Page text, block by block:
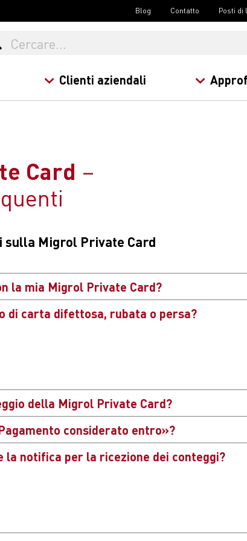
Blog Contatto Posti di
Clienti aziendali
Card
Migrol Private Card
la mia Migrol Private Card?
Cardè accettata presso tutte le
in Svizzera e nel Principato del
stazioni.
di carta difettosa, rubata o persa?
della Migrol Private Card?
PDF considerato entro»?
solo i pagamenti ricevuti prima della
la data del suo versamento con la data che
la notifica per la ricezione dei conteggi?
mio conto» con il suo nome utente e clicchi